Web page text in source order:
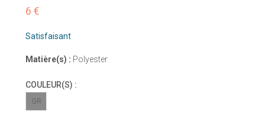
6 €
Satisfaisant
Matière(s) : Polyester
COULEUR(S) :
GR